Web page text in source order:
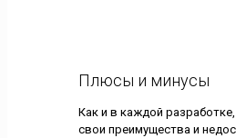
Плюсы и минусы
Как и в каждой разработке,
свои преимущества и